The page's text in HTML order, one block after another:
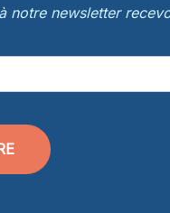
notre newsletter